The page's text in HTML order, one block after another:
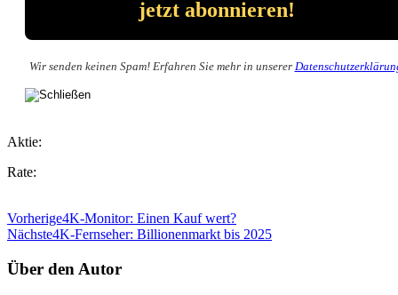
Wir senden keinen Spam! Erfahren Sie mehr in unserer
Aktie:
Rate:
Vorherige4K-Monitor: Einen Kauf wert?
Nächste4K-Fernseher: Billionenmarkt bis 2025
Über den Autor